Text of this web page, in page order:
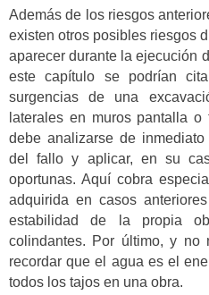
Además de los riesgos
existen otros posibles riesgos
aparecer durante la ejecución
este capítulo se podrían
surgencias de una
laterales en muros pantalla
debe analizarse de
del fallo y aplicar, en su
oportunas. Aquí cobra
adquirida en casos
estabilidad de la propia
colindantes. Por último, y no
recordar que el agua es el
todos los tajos en una obra.